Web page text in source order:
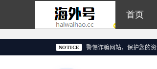
首页